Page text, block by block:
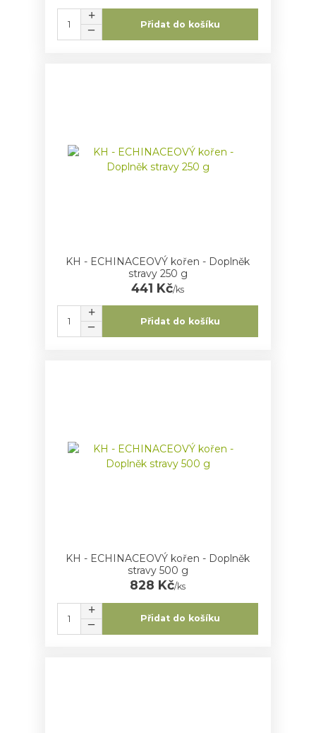
Přidat do košíku
KH - ECHINACEOVÝ kořen - Doplněk
stravy 250 g
441 Kč/ks
Přidat do košíku
KH - ECHINACEOVÝ kořen - Doplněk
stravy 500 g
828 Kč/ks
Přidat do košíku